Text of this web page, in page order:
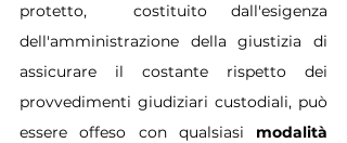
protetto,  costituito dall'esigenza
dell'amministrazione della giustizia di
assicurare il costante rispetto dei
provvedimenti giudiziari custodiali, può
essere offeso con qualsiasi modalità